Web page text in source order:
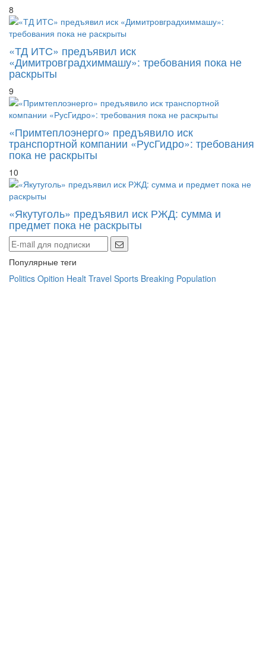
8
«ТД ИТС» предъявил иск
«Димитровградхиммашу»: требования пока не
раскрыты
9
«Примтеплоэнерго» предъявило иск
транспортной компании «РусГидро»: требования
пока не раскрыты
10
«Якутуголь» предъявил иск РЖД: сумма и
предмет пока не раскрыты
Популярные теги
Politics Opition Healt Travel Sports Breaking Population